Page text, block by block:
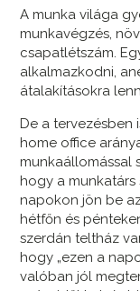
A munka világa
munkavégzés,
csapatlétszám.
alkalmazkodni,
átalakításokra
De a tervezésben
home office
munkaállomással
hogy a
napokon jön be
hétfőn és
szerdán teltház
hogy „ezen a
valóban jól